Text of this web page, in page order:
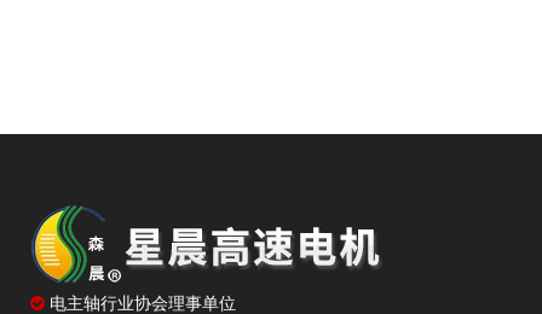
 电主轴行业协会理事单位